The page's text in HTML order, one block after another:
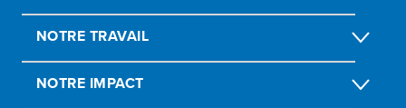
NOTRE TRAVAIL
NOTRE IMPACT